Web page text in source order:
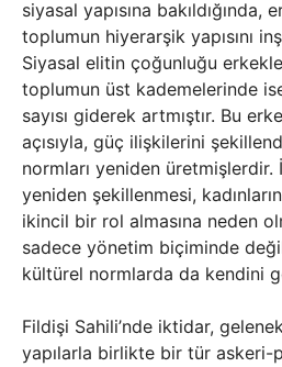
siyasal yapısına
toplumun hiyerarşik yapısını
Siyasal elitin çoğunluğu
toplumun üst kademelerinde
sayısı giderek artmıştır. Bu
açısıyla, güç ilişkilerini
normları yeniden üretmişlerdir.
yeniden şekillenmesi,
ikincil bir rol almasına neden
sadece yönetim biçiminde
kültürel normlarda da kendini
Fildişi Sahili’nde iktidar,
yapılarla birlikte bir tür